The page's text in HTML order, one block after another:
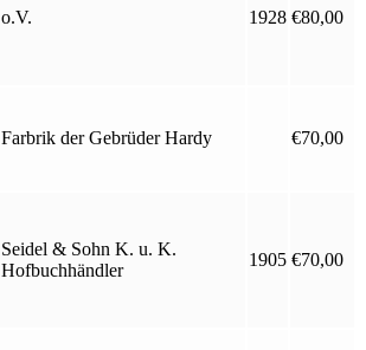
o.V. 1928 €80,00
Farbrik der Gebrüder Hardy €70,00
Seidel & Sohn K. u. K.
Hofbuchhändler
1905 €70,00